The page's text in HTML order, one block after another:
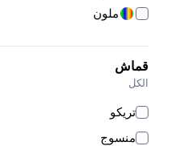
ملون
قماش
الكل
تريكو
منسوج